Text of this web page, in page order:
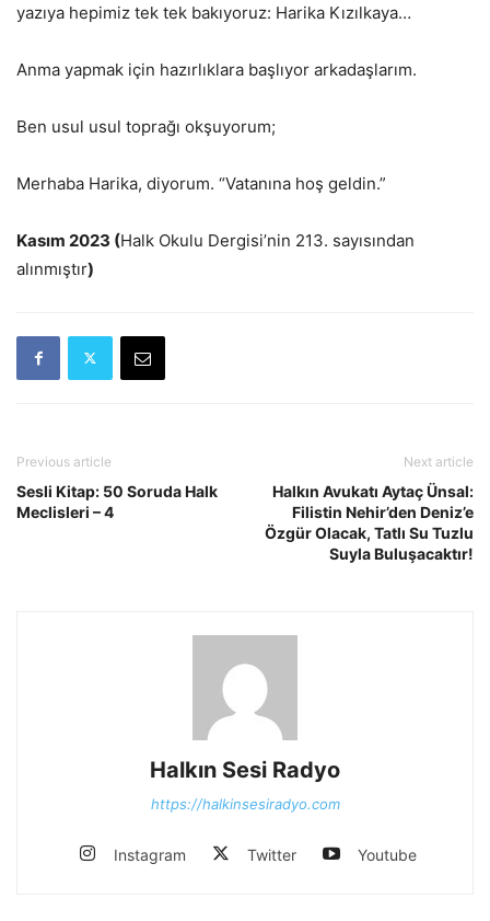
yazıya hepimiz tek tek bakıyoruz: Harika Kızılkaya…
Anma yapmak için hazırlıklara başlıyor arkadaşlarım.
Ben usul usul toprağı okşuyorum;
Merhaba Harika, diyorum. “Vatanına hoş geldin.”
Kasım 2023 (Halk Okulu Dergisi’nin 213. sayısından
alınmıştır)
Previous article
Sesli Kitap: 50 Soruda Halk
Meclisleri – 4
Next article
Halkın Avukatı Aytaç Ünsal:
Filistin Nehir’den Deniz’e
Özgür Olacak, Tatlı Su Tuzlu
Suyla Buluşacaktır!
Halkın Sesi Radyo
https://halkinsesiradyo.com
Instagram Twitter Youtube